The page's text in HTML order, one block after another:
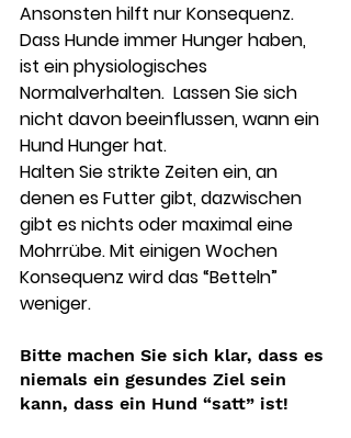
Ansonsten hilft nur Konsequenz.
Dass Hunde immer Hunger haben,
ist ein physiologisches
Normalverhalten.  Lassen Sie sich
nicht davon beeinflussen, wann ein
Hund Hunger hat.
Halten Sie strikte Zeiten ein, an
denen es Futter gibt, dazwischen
gibt es nichts oder maximal eine
Mohrrübe. Mit einigen Wochen
Konsequenz wird das “Betteln”
weniger.
Bitte machen Sie sich klar, dass es
niemals ein gesundes Ziel sein
kann, dass ein Hund “satt” ist!